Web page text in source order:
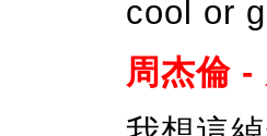
cool or
周杰倫 -